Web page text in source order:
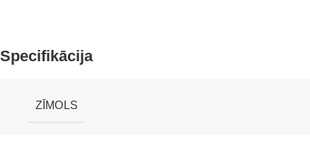
Specifikācija
ZĪMOLS